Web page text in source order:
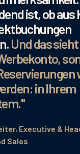
ist, ob aus
Und das
in Ihrem
Executive &
Sales